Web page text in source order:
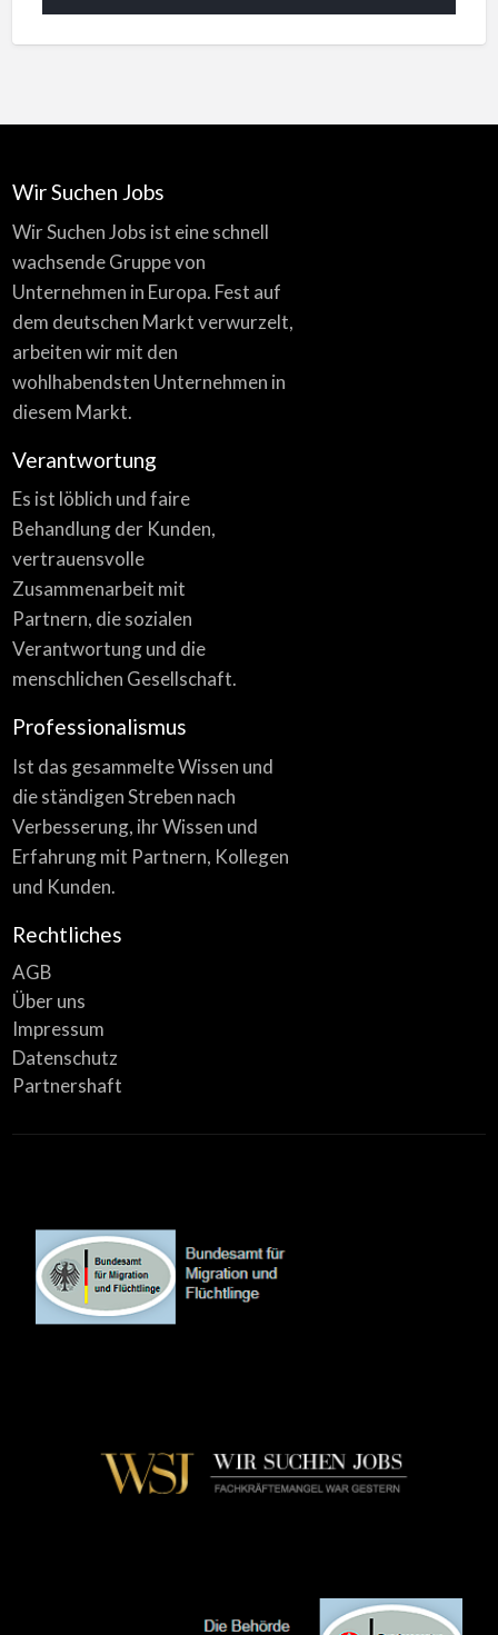
Wir Suchen Jobs
Wir Suchen Jobs ist eine schnell
wachsende Gruppe von
Unternehmen in Europa. Fest auf
dem deutschen Markt verwurzelt,
arbeiten wir mit den
wohlhabendsten Unternehmen in
diesem Markt.
Verantwortung
Es ist löblich und faire
Behandlung der Kunden,
vertrauensvolle
Zusammenarbeit mit
Partnern, die sozialen
Verantwortung und die
menschlichen Gesellschaft.
Professionalismus
Ist das gesammelte Wissen und
die ständigen Streben nach
Verbesserung, ihr Wissen und
Erfahrung mit Partnern, Kollegen
und Kunden.
Rechtliches
AGB
Über uns
Impressum
Datenschutz
Partnershaft